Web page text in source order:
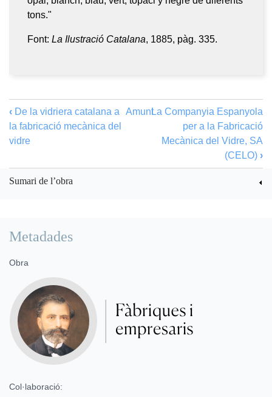
tons."
Font: La Ilustració Catalana, 1885, pàg. 335.
‹ De la vidriera catalana a
la fabricació mecànica del
vidre
AmuntLa Companyia Espanyola
per a la Fabricació
Mecànica del Vidre, SA
(CELO) ›
Sumari de l’obra
Metadades
Obra
Col·laboració: